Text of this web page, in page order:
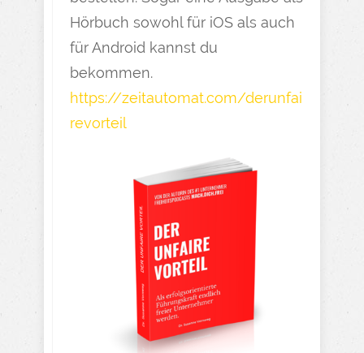
Hörbuch sowohl für iOS als auch
für Android kannst du
bekommen.
https://zeitautomat.com/derunfai
revorteil